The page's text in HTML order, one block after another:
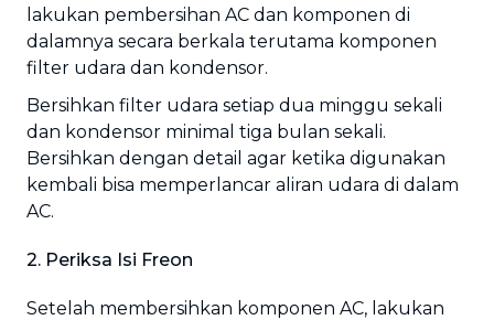
lakukan pembersihan AC dan komponen di
dalamnya secara berkala terutama komponen
filter udara dan kondensor.
Bersihkan filter udara setiap dua minggu sekali
dan kondensor minimal tiga bulan sekali.
Bersihkan dengan detail agar ketika digunakan
kembali bisa memperlancar aliran udara di dalam
AC.
2. Periksa Isi Freon
Setelah membersihkan komponen AC, lakukan